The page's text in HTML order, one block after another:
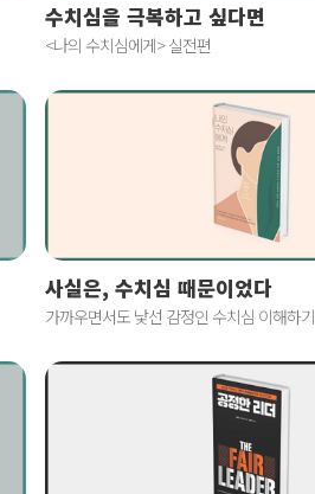
수치심을 극복하고 싶다면
<나의 수치심에게> 실전편
사실은, 수치심 때문이었다
가까우면서도 낯선 감정인 수치심 이해하기